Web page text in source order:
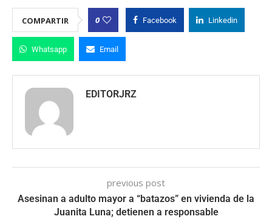
COMPARTIR 0 Facebook Linkedin
Whatsapp Email
EDITORJRZ
previous post
Asesinan a adulto mayor a “batazos” en vivienda de la
Juanita Luna; detienen a responsable